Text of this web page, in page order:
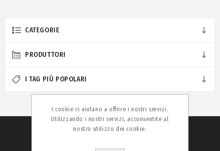
CATEGORIE
PRODUTTORI
I TAG PIÙ POPOLARI
I cookie ci aiutano a offrire i nostri servizi.
Utilizzando i nostri servizi, acconsentite al
nostro utilizzo dei cookie.